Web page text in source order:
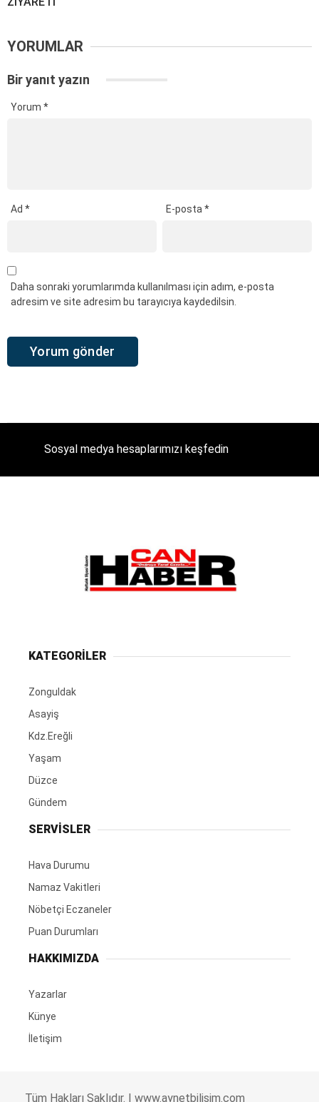
YORUMLAR
Bir yanıt yazın
Yorum *
Ad * E-posta*
Daha sonraki yorumlarımda kullanılması için adım, e-posta
adresim ve site adresim bu tarayıcıya kaydedilsin.
Sosyal medya hesaplarımızı keşfedin
KATEGORİLER
Zonguldak
Asayiş
Kdz.Ereğli
Yaşam
Düzce
Gündem
SERVİSLER
Hava Durumu
Namaz Vakitleri
Nöbetçi Eczaneler
Puan Durumları
HAKKIMIZDA
Yazarlar
Künye
İletişim
Tüm Hakları Saklıdır. | www.aynetbilisim.com